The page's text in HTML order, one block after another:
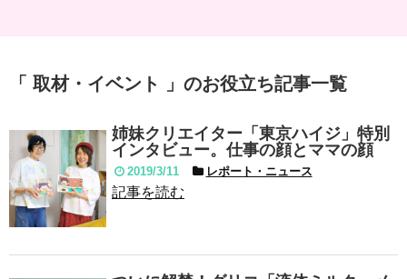
「 取材・イベント 」のお役立ち記事一覧
姉妹クリエイター「東京ハイジ」特別
インタビュー。仕事の顔とママの顔
2019/3/11 レポート・ニュース
記事を読む